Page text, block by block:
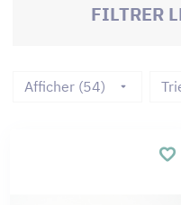
FILTRER
Afficher (54)